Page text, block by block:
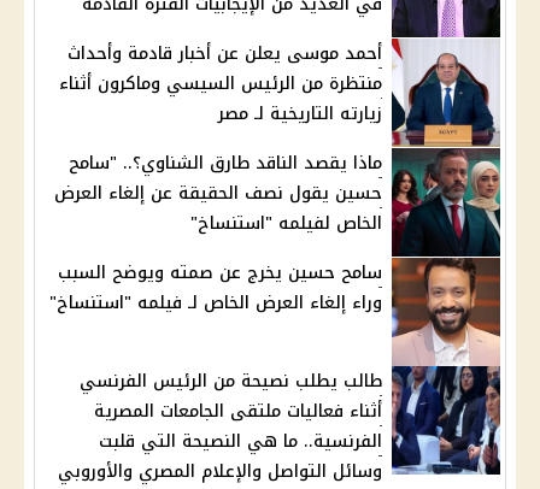
أحمد موسى يعلن عن أخبار قادمة وأحداث
منتظرة من الرئيس السيسي وماكرون أثناء
زيارته التاريخية لـ مصر
ماذا يقصد الناقد طارق الشناوي؟.. "سامح
حسين يقول نصف الحقيقة عن إلغاء العرض
الخاص لفيلمه "استنساخ"
سامح حسين يخرج عن صمته ويوضح السبب
وراء إلغاء العرض الخاص لـ فيلمه "استنساخ"
طالب يطلب نصيحة من الرئيس الفرنسي
أثناء فعاليات ملتقى الجامعات المصرية
الفرنسية.. ما هي النصيحة التي قلبت
وسائل التواصل والإعلام المصري والأوروبي